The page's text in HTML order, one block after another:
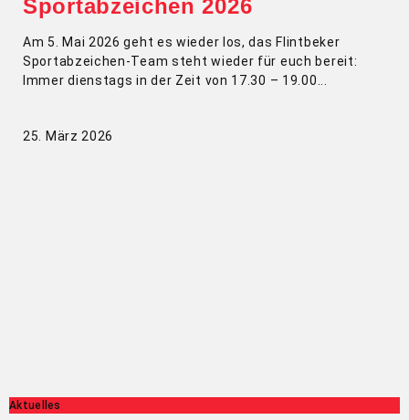
Sportabzeichen 2026
Am 5. Mai 2026 geht es wieder los, das Flintbeker
Sportabzeichen-Team steht wieder für euch bereit:
Immer dienstags in der Zeit von 17.30 – 19.00
25. März 2026
Aktuelles